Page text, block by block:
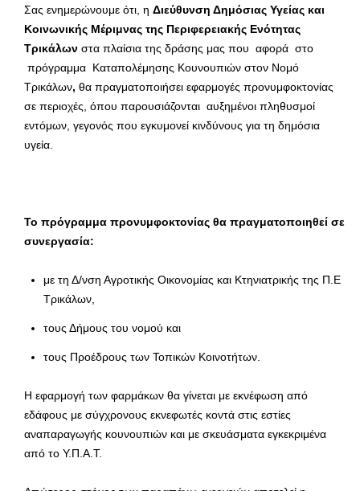
Σας ενημερώνουμε ότι, η Διεύθυνση Δημόσιας Υγείας και
Κοινωνικής Μέριμνας της Περιφερειακής Ενότητας
Τρικάλων στα πλαίσια της δράσης μας που αφορά στο
πρόγραμμα Καταπολέμησης Κουνουπιών στον Νομό
Τρικάλων, θα πραγματοποιήσει εφαρμογές προνυμφοκτονίας
σε περιοχές, όπου παρουσιάζονται αυξημένοι πληθυσμοί
εντόμων, γεγονός που εγκυμονεί κινδύνους για τη δημόσια
υγεία.
Το πρόγραμμα προνυμφοκτονίας θα πραγματοποιηθεί σε
συνεργασία:
με τη Δ/νση Αγροτικής Οικονομίας και Κτηνιατρικής της Π.Ε
Τρικάλων,
τους Δήμους του νομού και
τους Προέδρους των Τοπικών Κοινοτήτων.
Η εφαρμογή των φαρμάκων θα γίνεται με εκνέφωση από
εδάφους με σύγχρονους εκνεφωτές κοντά στις εστίες
αναπαραγωγής κουνουπιών και με σκευάσματα εγκεκριμένα
από το Υ.Π.Α.Τ.